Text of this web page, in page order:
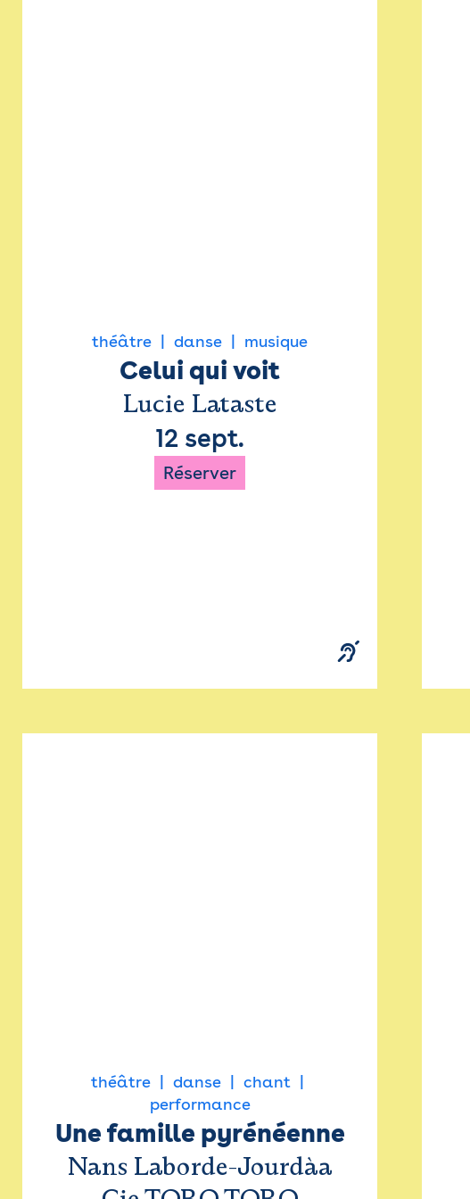
théâtre danse musique
Celui qui voit
Lucie Lataste
12 sept.
Réserver
théâtre danse
chant
performance
Une famille pyrénéenne
Nans Laborde-Jourdàa